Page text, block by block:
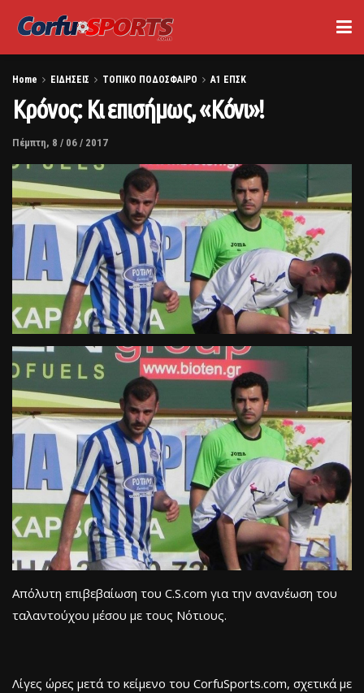
Home ΕΙΔΗΣΕΙΣ ΤΟΠΙΚΟ ΠΟΔΟΣΦΑΙΡΟ Α1 ΕΠΣΚ
Κρόνος: Κι επισήμως, «Κόνι»!
Πέμπτη, 8 / 06 / 2017
Απόλυτη επιβεβαίωση του C.S.com για την ανανέωση του
ταλαντούχου μέσου με τους Νότιους.
Λίγες ώρες μετά το κείμενο του CorfuSports.com, σχετικά με